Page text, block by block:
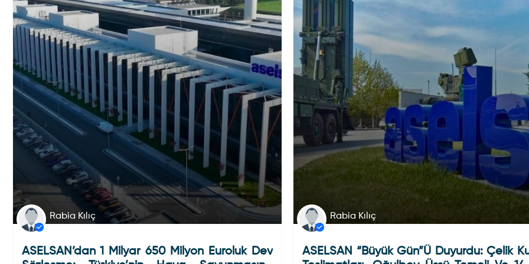
Rabia Kılıç
ASELSAN’dan 1 Milyar 650 Milyon Euroluk Dev
Rabia Kılıç
ASELSAN “Büyük Gün”ü Duyurdu: Çelik